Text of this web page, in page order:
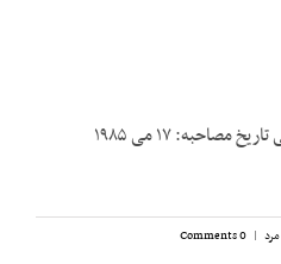
روایت‌کننده: آقای مصطفی لنکرانی تاریخ مصاحبه: ۱۷ می ۱۹۸۵
مرد |
0 Comments